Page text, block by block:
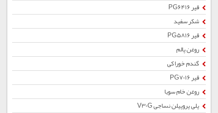
قیر PG6416
شکر سفید
قیر PG5816
روغن پالم
گندم خوراکی
قیر PG7016
روغن خام سویا
پلی پروپیلن نساجی V30G